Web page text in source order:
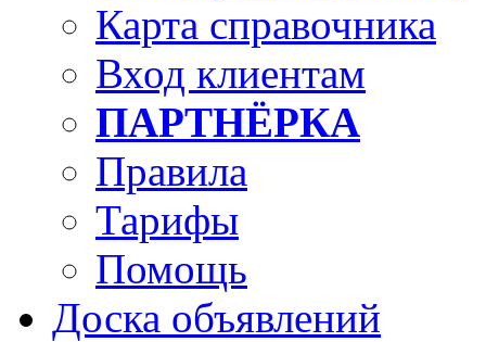
Карта справочника
Вход клиентам
ПАРТНЁРКА
Правила
Тарифы
Помощь
Доска объявлений